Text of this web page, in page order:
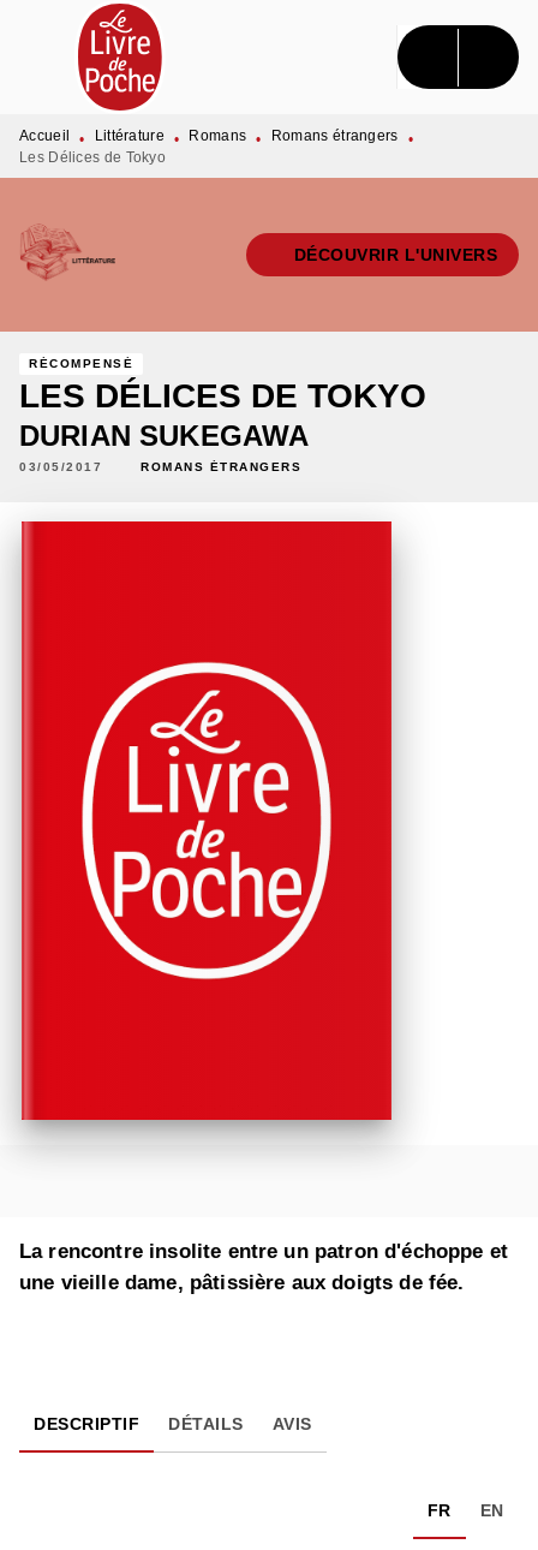
MENU RECHERCHE CONTENU
PIED DE PAGE
Accueil • Littérature • Romans • Romans étrangers
•
Les Délices de Tokyo
DÉCOUVRIR L'UNIVERS
RÉCOMPENSÉ
LES DÉLICES DE TOKYO
DURIAN SUKEGAWA
03/05/2017 ROMANS ÉTRANGERS
La rencontre insolite entre un patron d'échoppe et
une vieille dame, pâtissière aux doigts de fée.
DESCRIPTIF DÉTAILS AVIS
FR EN